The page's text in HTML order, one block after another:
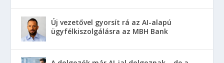
Új vezetővel gyorsít rá az AI-alapú
ügyfélkiszolgálásra az MBH Bank